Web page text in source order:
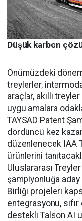
Düşük karbon
Önümüzdeki
treylerler,
araçlar, akıllı
uygulamalara
TAYSAD Patent
dördüncü kez
düzenlenecek IAA
ürünlerini
Uluslararası
şampiyonluğa aday
Birliği projeleri
entegrasyonu,
destekli Talson AI